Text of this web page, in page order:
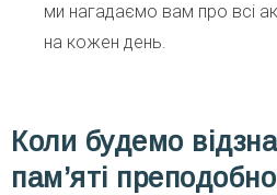
ми нагадаємо вам про всі
на кожен день.
Коли будемо
пам’яті